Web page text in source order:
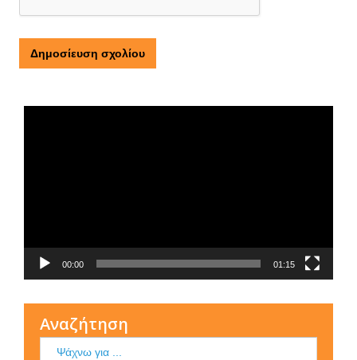
00:00 01:15
Αναζήτηση